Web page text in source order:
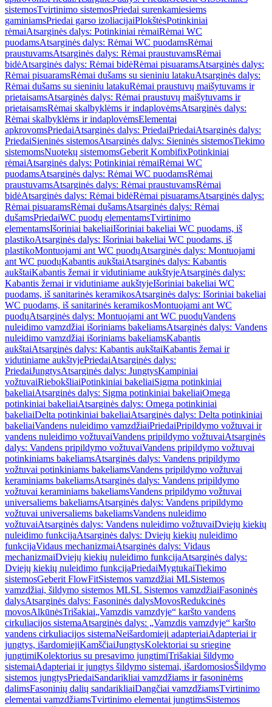
sistemosTvirtinimo sistemosPriedai surenkamiesiems
gaminiamsPriedai garso izoliacijaiPlokštėsPotinkiniai
rėmaiAtsarginės dalys: Potinkiniai rėmaiRėmai WC
puodamsAtsarginės dalys: Rėmai WC puodamsRėmai
praustuvamsAtsarginės dalys: Rėmai praustuvamsRėmai
bidėAtsarginės dalys: Rėmai bidėRėmai pisuaramsAtsarginės dalys:
Rėmai pisuaramsRėmai dušams su sieniniu latakuAtsarginės dalys:
Rėmai dušams su sieniniu latakuRėmai praustuvų maišytuvams ir
prietaisamsAtsarginės dalys: Rėmai praustuvų maišytuvams ir
prietaisamsRėmai skalbyklėms ir indaplovėmsAtsarginės dalys:
Rėmai skalbyklėms ir indaplovėmsElementai
apkrovomsPriedaiAtsarginės dalys: PriedaiPriedaiAtsarginės dalys:
PriedaiSieninės sistemosAtsarginės dalys: Sieninės sistemosTiekimo
sistemomsNuotekų sistemomsGeberit KombifixPotinkiniai
rėmaiAtsarginės dalys: Potinkiniai rėmaiRėmai WC
puodamsAtsarginės dalys: Rėmai WC puodamsRėmai
praustuvamsAtsarginės dalys: Rėmai praustuvamsRėmai
bidėAtsarginės dalys: Rėmai bidėRėmai pisuaramsAtsarginės dalys:
Rėmai pisuaramsRėmai dušamsAtsarginės dalys: Rėmai
dušamsPriedaiWC puodų elementamsTvirtinimo
elementamsIšoriniai bakeliaiIšoriniai bakeliai WC puodams, iš
plastikoAtsarginės dalys: Išoriniai bakeliai WC puodams, iš
plastikoMontuojami ant WC puodųAtsarginės dalys: Montuojami
ant WC puodųKabantis aukštaiAtsarginės dalys: Kabantis
aukštaiKabantis žemai ir vidutiniame aukštyjeAtsarginės dalys:
Kabantis žemai ir vidutiniame aukštyjeIšoriniai bakeliai WC
puodams, iš sanitarinės keramikosAtsarginės dalys: Išoriniai bakeliai
WC puodams, iš sanitarinės keramikosMontuojami ant WC
puodųAtsarginės dalys: Montuojami ant WC puodųVandens
nuleidimo vamzdžiai išoriniams bakeliamsAtsarginės dalys: Vandens
nuleidimo vamzdžiai išoriniams bakeliamsKabantis
aukštaiAtsarginės dalys: Kabantis aukštaiKabantis žemai ir
vidutiniame aukštyjePriedaiAtsarginės dalys:
PriedaiJungtysAtsarginės dalys: JungtysKampiniai
vožtuvaiRiebokšliaiPotinkiniai bakeliaiSigma potinkiniai
bakeliaiAtsarginės dalys: Sigma potinkiniai bakeliaiOmega
potinkiniai bakeliaiAtsarginės dalys: Omega potinkiniai
bakeliaiDelta potinkiniai bakeliaiAtsarginės dalys: Delta potinkiniai
bakeliaiVandens nuleidimo vamzdžiaiPriedaiPripildymo vožtuvai ir
vandens nuleidimo vožtuvaiVandens pripildymo vožtuvaiAtsarginės
dalys: Vandens pripildymo vožtuvaiVandens pripildymo vožtuvai
potinkiniams bakeliamsAtsarginės dalys: Vandens pripildymo
vožtuvai potinkiniams bakeliamsVandens pripildymo vožtuvai
keraminiams bakeliamsAtsarginės dalys: Vandens pripildymo
vožtuvai keraminiams bakeliamsVandens pripildymo vožtuvai
universaliems bakeliamsAtsarginės dalys: Vandens pripildymo
vožtuvai universaliems bakeliamsVandens nuleidimo
vožtuvaiAtsarginės dalys: Vandens nuleidimo vožtuvaiDviejų kiekių
nuleidimo funkcijaAtsarginės dalys: Dviejų kiekių nuleidimo
funkcijaVidaus mechanizmaiAtsarginės dalys: Vidaus
mechanizmaiDviejų kiekių nuleidimo funkcijaAtsarginės dalys:
Dviejų kiekių nuleidimo funkcijaPriedaiMygtukaiTiekimo
sistemosGeberit FlowFitSistemos vamzdžiai MLSistemos
vamzdžiai, šildymo sistemos MLSL Sistemos vamzdžiaiFasoninės
dalysAtsarginės dalys: Fasoninės dalysMovosRedukcinės
movosAlkūnėsTrišakiai„Vamzdis vamzdyje“ karšto vandens
cirkuliacijos sistemaAtsarginės dalys: „Vamzdis vamzdyje“ karšto
vandens cirkuliacijos sistemaNeišardomieji adapteriaiAdapteriai ir
jungtys, išardomiejiKamščiaiJungtysKolektoriai su sriegine
jungtimiKolektorius su presavimo jungtimiTrišakiai šildymo
sistemaiAdapteriai ir jungtys šildymo sistemai, išardomosiosŠildymo
sistemos jungtysPriedaiSandarikliai vamzdžiams ir fasoninėms
dalimsFasoninių dalių sandarikliaiDangčiai vamzdžiamsTvirtinimo
elementai vamzdžiamsTvirtinimo elementai jungtimsSistemos